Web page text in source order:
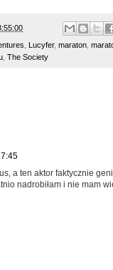
Lucyfer, maraton
The Society
a ten aktor faktycznie
nadrobiłam i nie mam